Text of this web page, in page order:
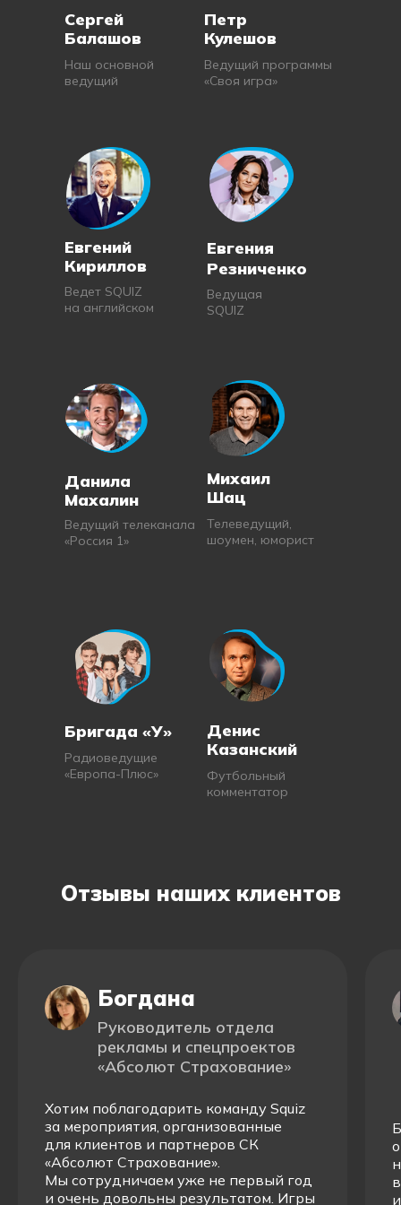
Наш основной
ведущий
Ведущий программы
«Своя игра»
Телеведущий,
шоумен, юморист
Футбольный
комментатор
Радиоведущие
«Европа-Плюс»
Ведущий телеканала
«Россия 1»
Ведущая
SQUIZ
Ведет SQUIZ
на английском
Сергей
Балашов
Петр
Кулешов
Михаил
Шац
Денис
Казанский
Бригада «У»
Данила
Махалин
Евгения
Резниченко
Евгений
Кириллов
Отзывы наших клиентов
Богдана
Руководитель отдела
рекламы и спецпроектов
«Абсолют Страхование»
Хотим поблагодарить команду Squiz
за мероприятия, организованные
для клиентов и партнеров СК
«Абсолют Страхование».
Мы сотрудничаем уже не первый год
и очень довольны результатом. Игры